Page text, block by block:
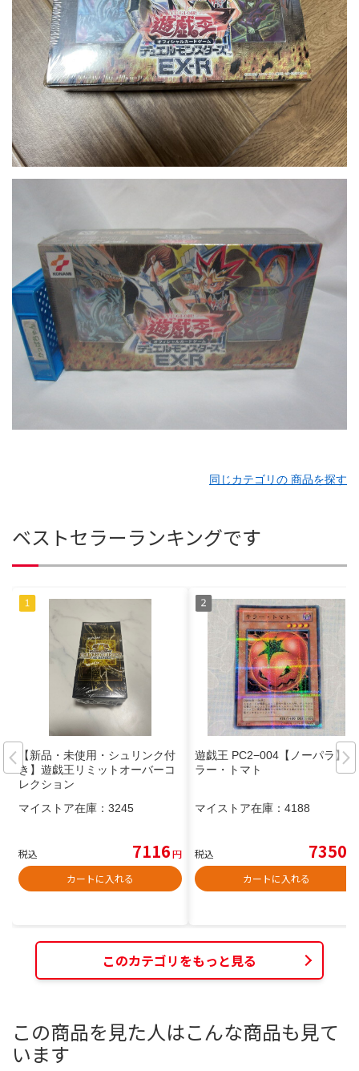
同じカテゴリの 商品を探す
ベストセラーランキングです
【新品・未使用・シュリンク付
き】遊戯王リミットオーバーコ
レクション
マイストア在庫： 3245
税込 7116円
カートに入れる
遊戯王 PC2−004【ノーパラ】キ
ラー・トマト
マイストア在庫： 4188
税込 7350
カートに入れる
このカテゴリをもっと見る
この商品を見た人はこんな商品も見て
います